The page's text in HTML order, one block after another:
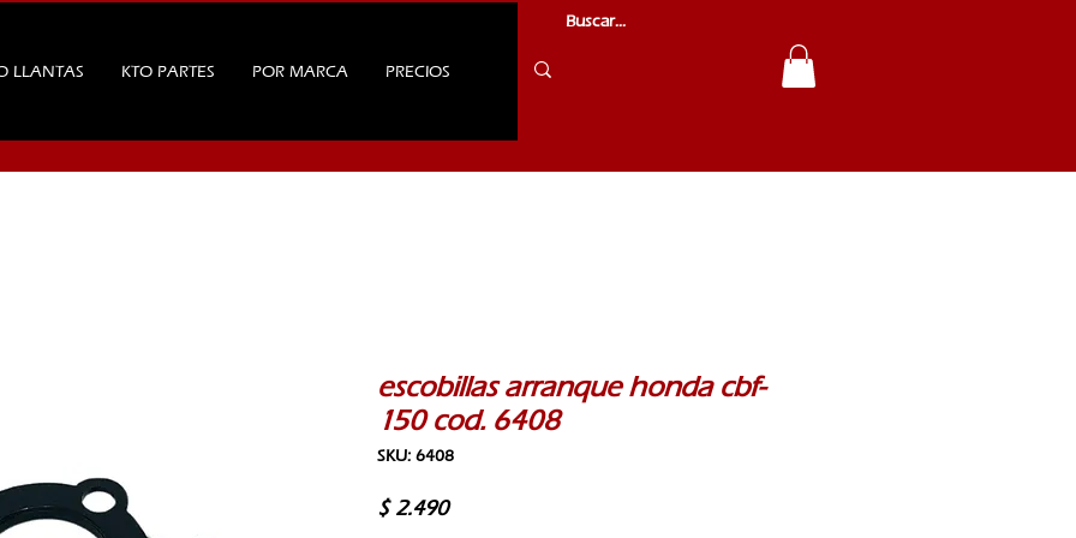
LLANTAS KTO PARTES POR MARCA PRECIOS
escobillas arranque honda cbf-
150 cod. 6408
SKU: 6408
$ 2.490Precio